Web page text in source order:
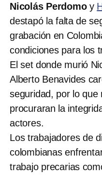
Nicolás Perdomoy
destapó la falta de
grabación en
condiciones para los
El set donde murió
Alberto Benavides
seguridad, por lo que
procuraran la
actores.
Los trabajadores de
colombianas
trabajo precarias